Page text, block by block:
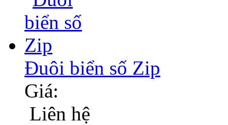
Đuôi biển số Zip
Giá:
Liên hệ